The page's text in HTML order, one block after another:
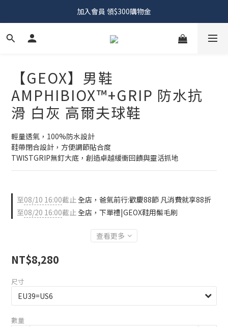
加入會員 領$300購物金
【GEOX】男鞋
AMPHIBIOX™+GRIP 防水抗
滑 白灰 高爾夫球鞋
輕量透氣，100%防水設計
鞋帶閉合設計，方便調節貼合度
TWISTGRIP無釘大底，創造卓越緩衝回饋與靈活抓地
至08/10 16:00截止全店，爸氣前行:歡慶88節 凡消費就享88折
至08/20 16:00截止全店，下單禮|GEOX鞋用鬃毛刷
查看更多
NT$8,280
尺寸
數量